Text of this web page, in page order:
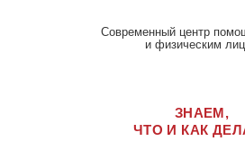
Современный центр
и физическим
ЗНАЕМ,
ЧТО И КАК